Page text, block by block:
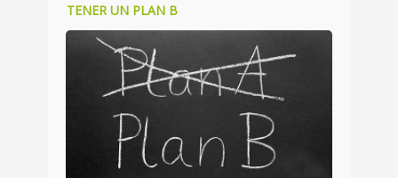
TENER UN PLAN B